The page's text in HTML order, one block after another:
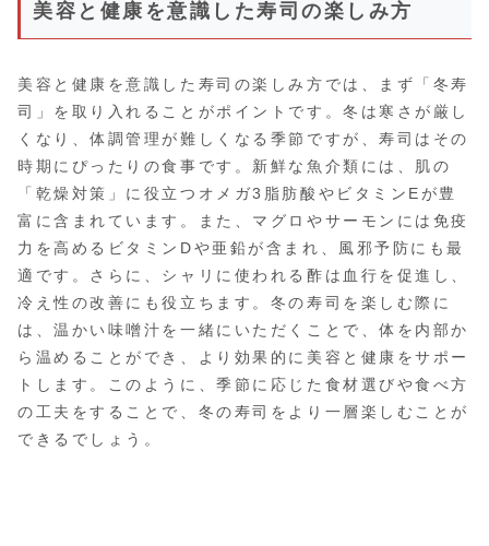
美容と健康を意識した寿司の楽しみ方
美容と健康を意識した寿司の楽しみ方では、まず「冬寿
司」を取り入れることがポイントです。冬は寒さが厳し
くなり、体調管理が難しくなる季節ですが、寿司はその
時期にぴったりの食事です。新鮮な魚介類には、肌の
「乾燥対策」に役立つオメガ3脂肪酸やビタミンEが豊
富に含まれています。また、マグロやサーモンには免疫
力を高めるビタミンDや亜鉛が含まれ、風邪予防にも最
適です。さらに、シャリに使われる酢は血行を促進し、
冷え性の改善にも役立ちます。冬の寿司を楽しむ際に
は、温かい味噌汁を一緒にいただくことで、体を内部か
ら温めることができ、より効果的に美容と健康をサポー
トします。このように、季節に応じた食材選びや食べ方
の工夫をすることで、冬の寿司をより一層楽しむことが
できるでしょう。